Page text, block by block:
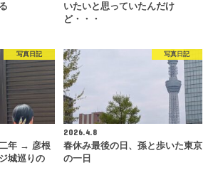
いたいと思っていたんだけ
ど・・・
写真日記
年 → 彦根
城巡りの
写真日記
2026.4.8
春休み最後の日、孫と歩いた東京
の一日